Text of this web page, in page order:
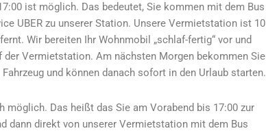
ist möglich. Das bedeutet, Sie kommen mit dem Bus
UBER zu unserer Station. Unsere Vermietstation ist 10
Wir bereiten Ihr Wohnmobil „schlaf-fertig“ vor und
der Vermietstation. Am nächsten Morgen bekommen Sie
und können danach sofort in den Urlaub starten.
möglich. Das heißt das Sie am Vorabend bis 17:00 zur
dann direkt von unserer Vermietstation mit dem Bus